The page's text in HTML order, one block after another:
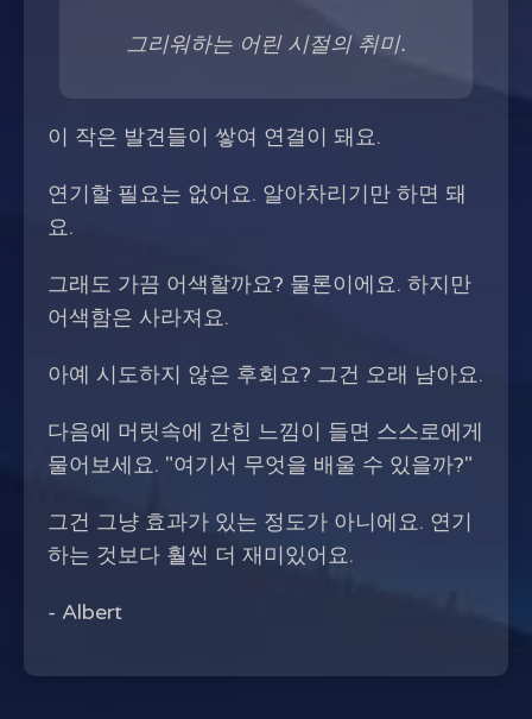
그리워하는 어린 시절의 취미.
이 작은 발견들이 쌓여 연결이 돼요.
연기할 필요는 없어요. 알아차리기만 하면 돼
요.
그래도 가끔 어색할까요? 물론이에요. 하지만
어색함은 사라져요.
아예 시도하지 않은 후회요? 그건 오래 남아요.
다음에 머릿속에 갇힌 느낌이 들면 스스로에게
물어보세요. "여기서 무엇을 배울 수 있을까?"
그건 그냥 효과가 있는 정도가 아니에요. 연기
하는 것보다 훨씬 더 재미있어요.
- Albert